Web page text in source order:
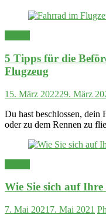
5 Tipps für die
Flugzeug
15. März 202229. März
Du hast beschlossen, dein
oder zu dem Rennen zu
Wie Sie sich auf
7. Mai 2021 7. Mai 2021